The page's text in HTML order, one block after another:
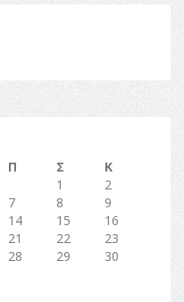
Π Σ
Κ
1
2
7 8
9
14 15
16
21 22
23
28 29
30